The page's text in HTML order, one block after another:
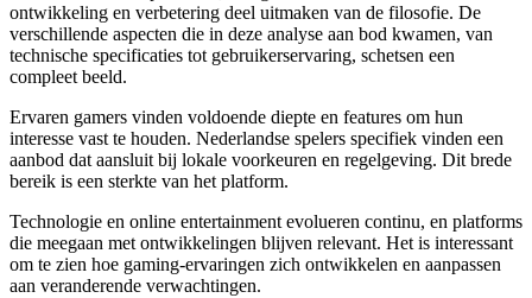
ontwikkeling en verbetering deel uitmaken van de filosofie. De
verschillende aspecten die in deze analyse aan bod kwamen, van
technische specificaties tot gebruikerservaring, schetsen een
compleet beeld.
Ervaren gamers vinden voldoende diepte en features om hun
interesse vast te houden. Nederlandse spelers specifiek vinden een
aanbod dat aansluit bij lokale voorkeuren en regelgeving. Dit brede
bereik is een sterkte van het platform.
Technologie en online entertainment evolueren continu, en platforms
die meegaan met ontwikkelingen blijven relevant. Het is interessant
om te zien hoe gaming-ervaringen zich ontwikkelen en aanpassen
aan veranderende verwachtingen.